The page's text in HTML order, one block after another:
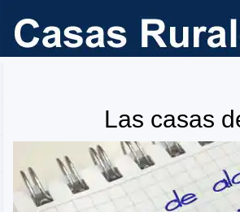
Las casas